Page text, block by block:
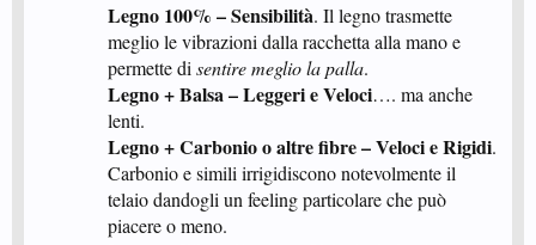
Legno 100% – Sensibilità. Il legno trasmette
meglio le vibrazioni dalla racchetta alla mano e
permette di sentire meglio la palla.
Legno + Balsa – Leggeri e Veloci…. ma anche
lenti.
Legno + Carbonio o altre fibre – Veloci e Rigidi.
Carbonio e simili irrigidiscono notevolmente il
telaio dandogli un feeling particolare che può
piacere o meno.